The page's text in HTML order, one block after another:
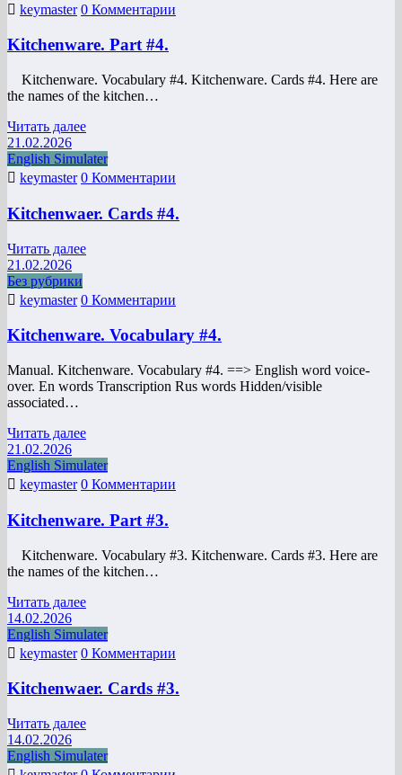
keymaster 0 Комментарии
Kitchenware. Part #4.
Kitchenware. Vocabulary #4. Kitchenware. Cards #4. Here are
the names of the kitchen…
Читать далее
21.02.2026
English Simulater
keymaster 0 Комментарии
Kitchenwaer. Cards #4.
Читать далее
21.02.2026
Без рубрики
keymaster 0 Комментарии
Kitchenware. Vocabulary #4.
Manual. Kitchenware. Vocabulary #4. ==> English word voice-
over. En words Transcription Rus words Hidden/visible
associated…
Читать далее
21.02.2026
English Simulater
keymaster 0 Комментарии
Kitchenware. Part #3.
Kitchenware. Vocabulary #3. Kitchenware. Cards #3. Here are
the names of the kitchen…
Читать далее
14.02.2026
English Simulater
keymaster 0 Комментарии
Kitchenwaer. Cards #3.
Читать далее
14.02.2026
English Simulater